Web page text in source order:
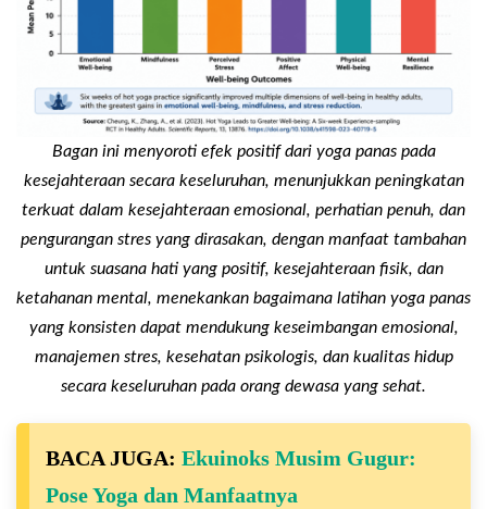
Bagan ini menyoroti efek positif dari yoga panas pada
kesejahteraan secara keseluruhan, menunjukkan peningkatan
terkuat dalam kesejahteraan emosional, perhatian penuh, dan
pengurangan stres yang dirasakan, dengan manfaat tambahan
untuk suasana hati yang positif, kesejahteraan fisik, dan
ketahanan mental, menekankan bagaimana latihan yoga panas
yang konsisten dapat mendukung keseimbangan emosional,
manajemen stres, kesehatan psikologis, dan kualitas hidup
secara keseluruhan pada orang dewasa yang sehat.
BACA JUGA: Ekuinoks Musim Gugur:
Pose Yoga dan Manfaatnya